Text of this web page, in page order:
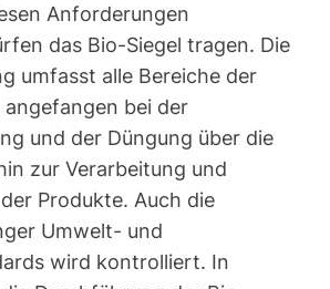
Anforderungen
das Bio-Siegel tragen. Die
umfasst alle Bereiche der
bei der
und der Düngung über die
zur Verarbeitung und
Produkte. Auch die
Umwelt- und
wird kontrolliert. In